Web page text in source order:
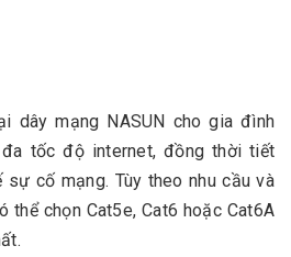
dây mạng NASUN cho gia đình
tốc độ internet, đồng thời tiết
sự cố mạng. Tùy theo nhu cầu và
thể chọn Cat5e, Cat6 hoặc Cat6A